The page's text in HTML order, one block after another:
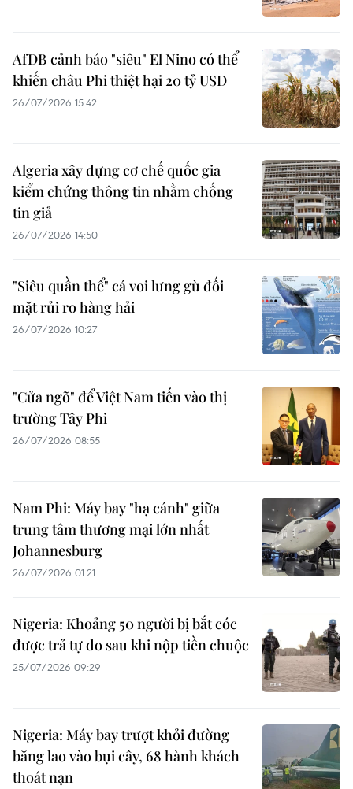
AfDB cảnh báo "siêu" El Nino có thể
khiến châu Phi thiệt hại 20 tỷ USD
26/07/2026 15:42
Algeria xây dựng cơ chế quốc gia
kiểm chứng thông tin nhằm chống
tin giả
26/07/2026 14:50
"Siêu quần thể" cá voi lưng gù đối
mặt rủi ro hàng hải
26/07/2026 10:27
"Cửa ngõ" để Việt Nam tiến vào thị
trường Tây Phi
26/07/2026 08:55
Nam Phi: Máy bay "hạ cánh" giữa
trung tâm thương mại lớn nhất
Johannesburg
26/07/2026 01:21
Nigeria: Khoảng 50 người bị bắt cóc
được trả tự do sau khi nộp tiền chuộc
25/07/2026 09:29
Nigeria: Máy bay trượt khỏi đường
băng lao vào bụi cây, 68 hành khách
thoát nạn